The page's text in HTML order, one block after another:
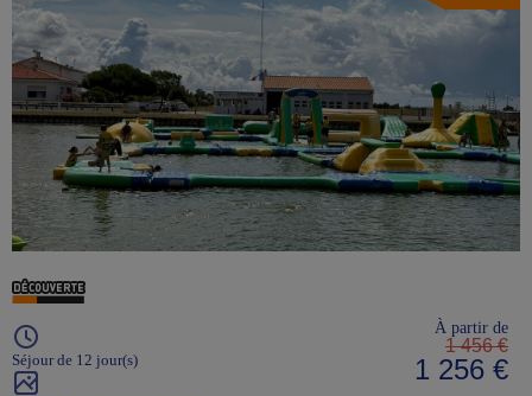
Séjour de 12 jour(s)
À partir de
1 456 €
1 256 €